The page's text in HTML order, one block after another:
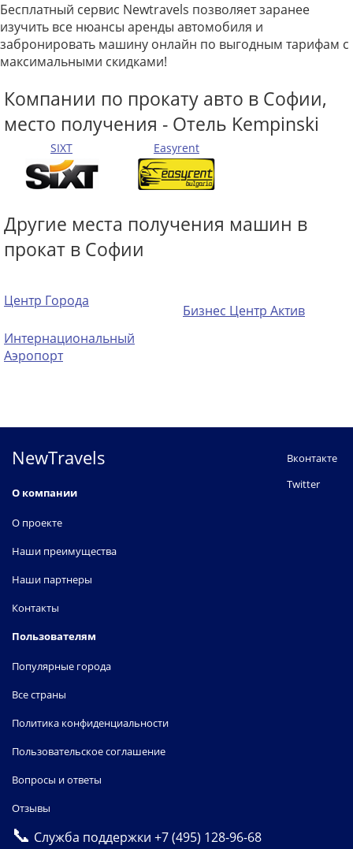
Бесплатный сервис Newtravels позволяет заранее
изучить все нюансы аренды автомобиля и
забронировать машину онлайн по выгодным тарифам с
максимальными скидками!
Компании по прокату авто в Софии,
место получения - Отель Kempinski
SIXT Easyrent
Другие места получения машин в
прокат в Софии
Центр Города
Интернациональный
Аэропорт
Бизнес Центр Актив
NewTravels
О компании
О проекте
Наши преимущества
Наши партнеры
Контакты
Пользователям
Популярные города
Все страны
Политика конфиденциальности
Пользовательское соглашение
Вопросы и ответы
Отзывы
Вконтакте
Twitter
📞 Служба поддержки +7 (495) 128-96-68